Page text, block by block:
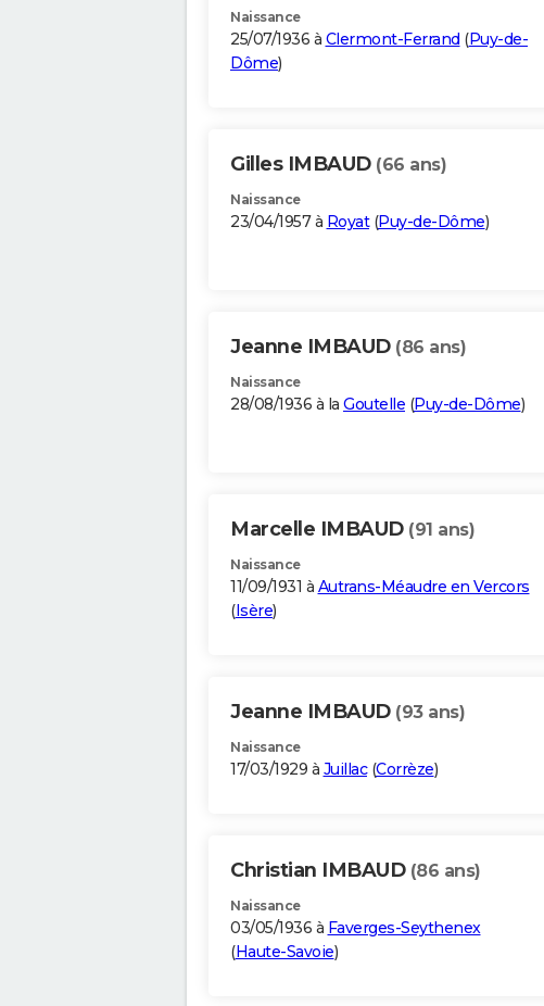
Naissance
25/07/1936 à Clermont-Ferrand (Puy-de-
Dôme)
Gilles IMBAUD (66 ans)
Naissance
23/04/1957 à Royat(Puy-de-Dôme)
Jeanne IMBAUD (86 ans)
Naissance
28/08/1936 à la Goutelle (Puy-de-Dôme)
Marcelle IMBAUD (91 ans)
Naissance
11/09/1931 à Autrans-Méaudre en Vercors
(Isère)
Jeanne IMBAUD (93 ans)
Naissance
17/03/1929 à Juillac(Corrèze)
Christian IMBAUD (86 ans)
Naissance
03/05/1936 à Faverges-Seythenex
(Haute-Savoie)